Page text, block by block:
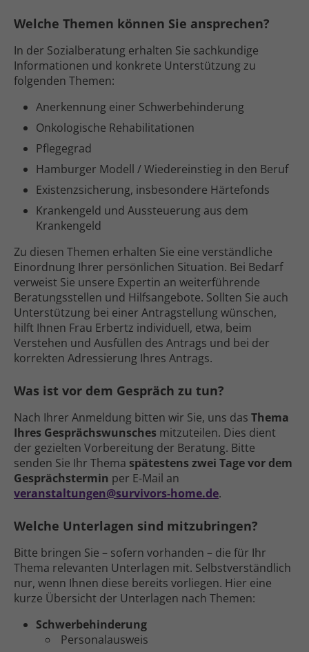
Welche Themen können Sie ansprechen?
In der Sozial­beratung erhalten Sie sach­kundige
Informationen und konkrete Unter­stützung zu
folgenden Themen:
Anerkennung einer Schwer­behinderung
Onkologische Reha­bilitationen
Pflegegrad
Hamburger Modell / Wieder­einstieg in den Beruf
Existenz­sicherung, insbesondere Härte­fonds
Kranken­geld und Aus­steuerung aus dem
Kranken­geld
Zu diesen Themen erhalten Sie eine verständliche
Einordnung Ihrer persönlichen Situation. Bei Bedarf
verweist Sie unsere Expertin an weiter­führende
Beratungs­stellen und Hilfs­angebote. Sollten Sie auch
Unterstützung bei einer Antrag­stellung wünschen,
hilft Ihnen Frau Erbertz individuell, etwa, beim
Verstehen und Ausfüllen des Antrags und bei der
korrekten Adressierung Ihres Antrags.
Was ist vor dem Gespräch zu tun?
Nach Ihrer An­meldung bitten wir Sie, uns das Thema
Ihres Gesprächs­wunsches mit­zu­teilen. Dies dient
der gezielten Vor­bereitung der Beratung. Bitte
senden Sie Ihr Thema spätestens zwei Tage vor dem
Gesprächs­termin per E-Mail an
veranstaltungen@survivors-home.de.
Welche Unter­lagen sind mitzubringen?
Bitte bringen Sie – sofern vorhanden – die für Ihr
Thema relevanten Unterlagen mit. Selbst­verständlich
nur, wenn Ihnen diese bereits vorliegen. Hier eine
kurze Übersicht der Unter­lagen nach Themen:
Schwer­behinderung
Personal­ausweis